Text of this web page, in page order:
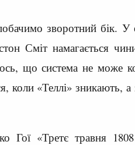
зворотний бік. У
Сміт намагається
що система не може
коли «Теллі» зникають,
Гої «Третє травня